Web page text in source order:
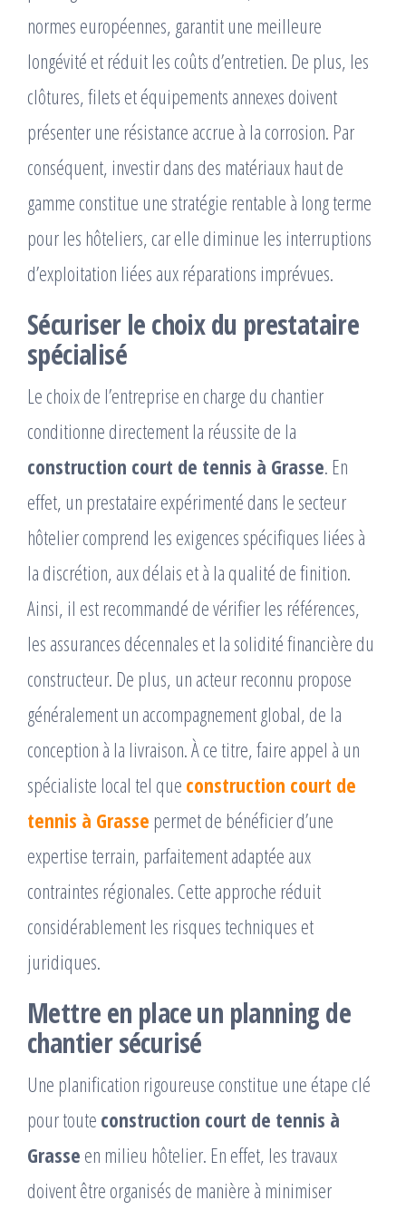
normes européennes, garantit une meilleure
longévité et réduit les coûts d’entretien. De plus, les
clôtures, filets et équipements annexes doivent
présenter une résistance accrue à la corrosion. Par
conséquent, investir dans des matériaux haut de
gamme constitue une stratégie rentable à long terme
pour les hôteliers, car elle diminue les interruptions
d’exploitation liées aux réparations imprévues.
Sécuriser le choix du prestataire
spécialisé
Le choix de l’entreprise en charge du chantier
conditionne directement la réussite de la
construction court de tennis à Grasse. En
effet, un prestataire expérimenté dans le secteur
hôtelier comprend les exigences spécifiques liées à
la discrétion, aux délais et à la qualité de finition.
Ainsi, il est recommandé de vérifier les références,
les assurances décennales et la solidité financière du
constructeur. De plus, un acteur reconnu propose
généralement un accompagnement global, de la
conception à la livraison. À ce titre, faire appel à un
spécialiste local tel que construction court de
tennis à Grasse permet de bénéficier d’une
expertise terrain, parfaitement adaptée aux
contraintes régionales. Cette approche réduit
considérablement les risques techniques et
juridiques.
Mettre en place un planning de
chantier sécurisé
Une planification rigoureuse constitue une étape clé
pour toute construction court de tennis à
Grasse en milieu hôtelier. En effet, les travaux
doivent être organisés de manière à minimiser